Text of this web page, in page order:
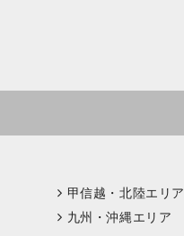
甲信越・北陸エリア
九州・沖縄エリア